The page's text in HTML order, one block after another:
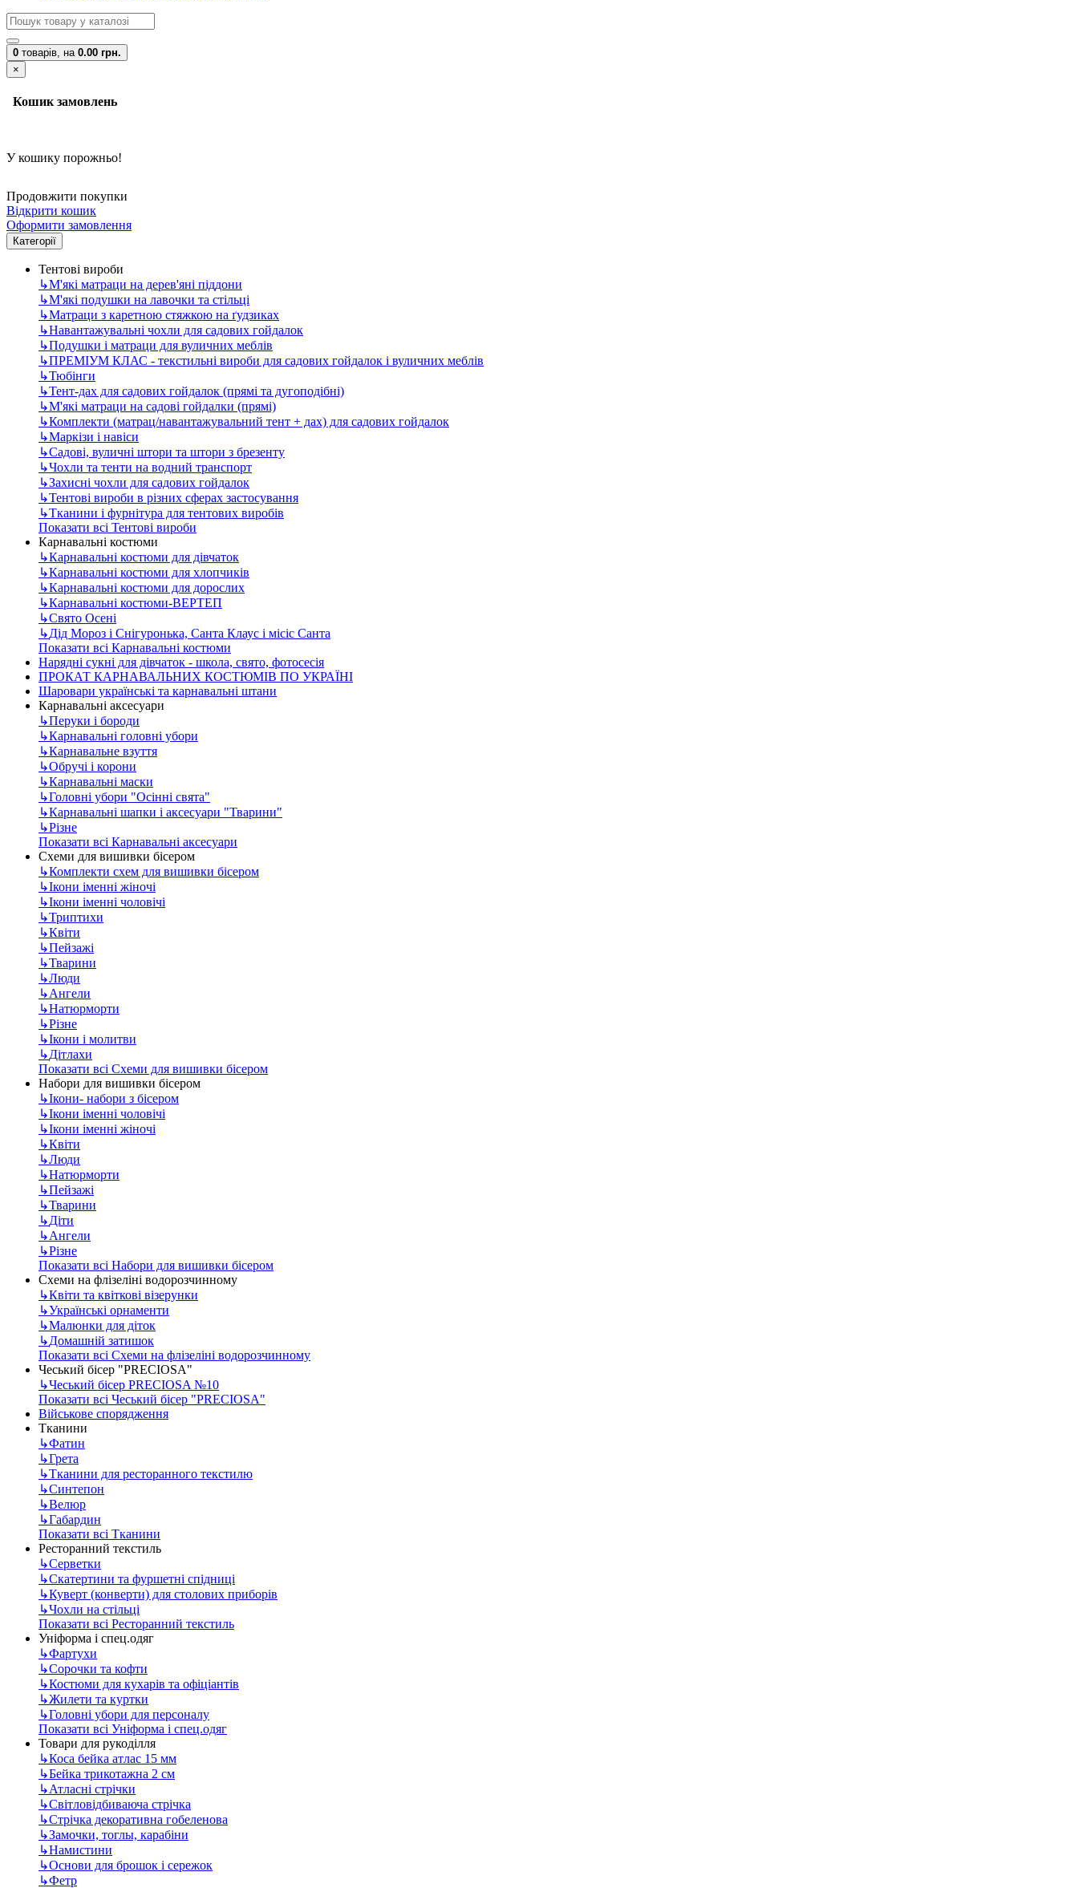
0 товарів, на 0.00 грн.
×
Кошик замовлень
У кошику порожньо!
Продовжити покупки
Відкрити кошик
Оформити замовлення
Категорії
Тентові вироби
↳М'які матраци на дерев'яні піддони
↳М'які подушки на лавочки та стільці
↳Матраци з каретною стяжкою на ґудзиках
↳Навантажувальні чохли для садових гойдалок
↳Подушки і матраци для вуличних меблів
↳ПРЕМІУМ КЛАС - текстильні вироби для садових гойдалок і вуличних меблів
↳Тюбінги
↳Тент-дах для садових гойдалок (прямі та дугоподібні)
↳М'які матраци на садові гойдалки (прямі)
↳Комплекти (матрац/навантажувальний тент + дах) для садових гойдалок
↳Маркізи і навіси
↳Садові, вуличні штори та штори з брезенту
↳Чохли та тенти на водний транспорт
↳Захисні чохли для садових гойдалок
↳Тентові вироби в різних сферах застосування
↳Тканини і фурнітура для тентових виробів
Показати всі Тентові вироби
Карнавальні костюми
↳Карнавальні костюми для дівчаток
↳Карнавальні костюми для хлопчиків
↳Карнавальні костюми для дорослих
↳Карнавальні костюми-ВЕРТЕП
↳Свято Осені
↳Дід Мороз і Снігуронька, Санта Клаус і місіс Санта
Показати всі Карнавальні костюми
Нарядні сукні для дівчаток - школа, свято, фотосесія
ПРОКАТ КАРНАВАЛЬНИХ КОСТЮМІВ ПО УКРАЇНІ
Шаровари українські та карнавальні штани
Карнавальні аксесуари
↳Перуки і бороди
↳Карнавальні головні убори
↳Карнавальне взуття
↳Обручі і корони
↳Карнавальні маски
↳Головні убори "Осінні свята"
↳Карнавальні шапки і аксесуари "Тварини"
↳Різне
Показати всі Карнавальні аксесуари
Схеми для вишивки бісером
↳Комплекти схем для вишивки бісером
↳Ікони іменні жіночі
↳Ікони іменні чоловічі
↳Триптихи
↳Квіти
↳Пейзажі
↳Тварини
↳Люди
↳Ангели
↳Натюрморти
↳Різне
↳Ікони і молитви
↳Дітлахи
Показати всі Схеми для вишивки бісером
Набори для вишивки бісером
↳Ікони- набори з бісером
↳Ікони іменні чоловічі
↳Ікони іменні жіночі
↳Квіти
↳Люди
↳Натюрморти
↳Пейзажі
↳Тварини
↳Діти
↳Ангели
↳Різне
Показати всі Набори для вишивки бісером
Схеми на флізеліні водорозчинному
↳Квіти та квіткові візерунки
↳Українські орнаменти
↳Малюнки для діток
↳Домашній затишок
Показати всі Схеми на флізеліні водорозчинному
Чеський бісер "PRECIOSA"
↳Чеський бісер PRECIOSA №10
Показати всі Чеський бісер "PRECIOSA"
Військове спорядження
Тканини
↳Фатин
↳Грета
↳Тканини для ресторанного текстилю
↳Синтепон
↳Велюр
↳Габардин
Показати всі Тканини
Ресторанний текстиль
↳Серветки
↳Скатертини та фуршетні спідниці
↳Куверт (конверти) для столових приборів
↳Чохли на стільці
Показати всі Ресторанний текстиль
Уніформа і спец.одяг
↳Фартухи
↳Сорочки та кофти
↳Костюми для кухарів та офіціантів
↳Жилети та куртки
↳Головні убори для персоналу
Показати всі Уніформа і спец.одяг
Товари для рукоділля
↳Коса бейка атлас 15 мм
↳Бейка трикотажна 2 см
↳Атласні стрічки
↳Світловідбиваюча стрічка
↳Стрічка декоративна гобеленова
↳Замочки, тоглы, карабіни
↳Намистини
↳Основи для брошок і сережок
↳Фетр